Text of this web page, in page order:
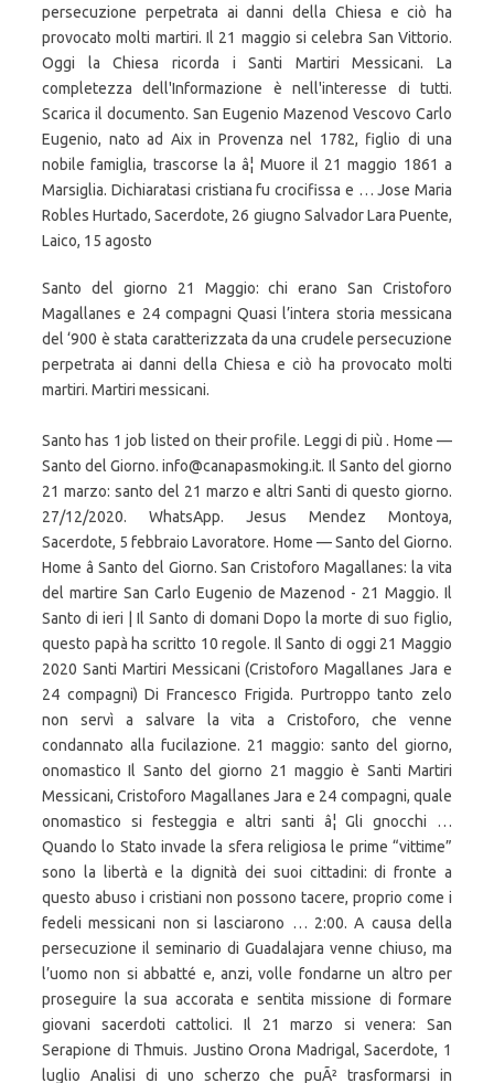
persecuzione perpetrata ai danni della Chiesa e ciò ha
provocato molti martiri. Il 21 maggio si celebra San Vittorio.
Oggi la Chiesa ricorda i Santi Martiri Messicani. La
completezza dell'Informazione è nell'interesse di tutti.
Scarica il documento. San Eugenio Mazenod Vescovo Carlo
Eugenio, nato ad Aix in Provenza nel 1782, figlio di una
nobile famiglia, trascorse la â¦ Muore il 21 maggio 1861 a
Marsiglia. Dichiaratasi cristiana fu crocifissa e … Jose Maria
Robles Hurtado, Sacerdote, 26 giugno Salvador Lara Puente,
Laico, 15 agosto
Santo del giorno 21 Maggio: chi erano San Cristoforo
Magallanes e 24 compagni Quasi l’intera storia messicana
del ‘900 è stata caratterizzata da una crudele persecuzione
perpetrata ai danni della Chiesa e ciò ha provocato molti
martiri. Martiri messicani.
Santo has 1 job listed on their profile. Leggi di più . Home —
Santo del Giorno. info@canapasmoking.it. Il Santo del giorno
21 marzo: santo del 21 marzo e altri Santi di questo giorno.
27/12/2020. WhatsApp. Jesus Mendez Montoya,
Sacerdote, 5 febbraio Lavoratore. Home — Santo del Giorno.
Home â Santo del Giorno. San Cristoforo Magallanes: la vita
del martire San Carlo Eugenio de Mazenod - 21 Maggio. Il
Santo di ieri | Il Santo di domani Dopo la morte di suo figlio,
questo papà ha scritto 10 regole. Il Santo di oggi 21 Maggio
2020 Santi Martiri Messicani (Cristoforo Magallanes Jara e
24 compagni) Di Francesco Frigida. Purtroppo tanto zelo
non servì a salvare la vita a Cristoforo, che venne
condannato alla fucilazione. 21 maggio: santo del giorno,
onomastico Il Santo del giorno 21 maggio è Santi Martiri
Messicani, Cristoforo Magallanes Jara e 24 compagni, quale
onomastico si festeggia e altri santi â¦ Gli gnocchi …
Quando lo Stato invade la sfera religiosa le prime “vittime”
sono la libertà e la dignità dei suoi cittadini: di fronte a
questo abuso i cristiani non possono tacere, proprio come i
fedeli messicani non si lasciarono … 2:00. A causa della
persecuzione il seminario di Guadalajara venne chiuso, ma
l’uomo non si abbatté e, anzi, volle fondarne un altro per
proseguire la sua accorata e sentita missione di formare
giovani sacerdoti cattolici. Il 21 marzo si venera: San
Serapione di Thmuis. Justino Orona Madrigal, Sacerdote, 1
luglio Analisi di uno scherzo che puÃ² trasformarsi in